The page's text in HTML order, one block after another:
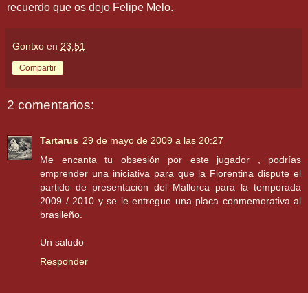
recuerdo que os dejo Felipe Melo.
Gontxo en 23:51
Compartir
2 comentarios:
Tartarus 29 de mayo de 2009 a las 20:27
Me encanta tu obsesión por este jugador , podrías
emprender una iniciativa para que la Fiorentina dispute el
partido de presentación del Mallorca para la temporada
2009 / 2010 y se le entregue una placa conmemorativa al
brasileño.
Un saludo
Responder